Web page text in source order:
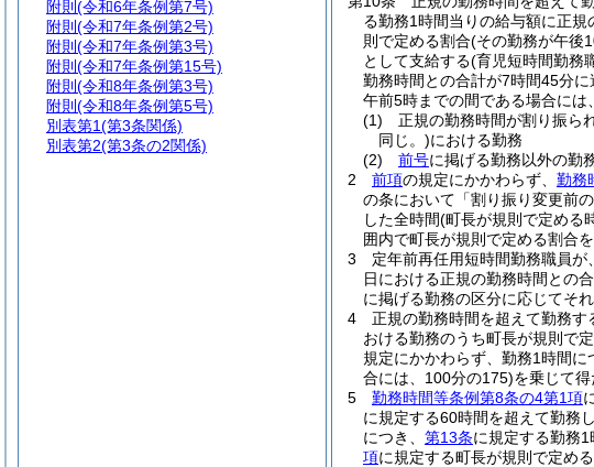
る勤務1時間当りの給与額に正
則で定める割合(その勤務が午後
として支給する(育児短時間勤務
勤務時間との合計が7時間45分に
午前5時までの間である場合には
(1)
正規の勤務時間が割り振ら
同じ。)における勤務
(2)
前号に掲げる勤務以外の勤
2
前項の規定にかかわらず、 勤務
の条において「割り振り変更前
した全時間(町長が規則で定める
囲内で町長が規則で定める割合
3
定年前再任用短時間勤務職員
日における正規の勤務時間との
に掲げる勤務の区分に応じてそ
4
正規の勤務時間を超えて勤務
おける勤務のうち町長が規則で
規定にかかわらず、勤務1時間に
合には、100分の175)を乗じて得
5
勤務時間等条例第8条の4第1項
に規定する60時間を超えて勤務
につき、 第13条に規定する勤務
項に規定する町長が規則で定め
附則 (令和6年条例第7号)
附則 (令和7年条例第2号)
附則 (令和7年条例第3号)
附則 (令和7年条例第15号)
附則 (令和8年条例第3号)
附則 (令和8年条例第5号)
別表第1(第3条関係)
別表第2(第3条の2関係)